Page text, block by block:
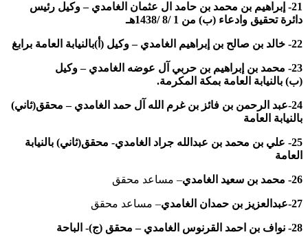
21- إبراهيم بن محمد بن حامد ال عثمان الغامدي
– وكيل رئيس
دائرة تحقيق وادعاء (ب) من
22- خالد بن صالح بن إبراهيم الغامدي – وكيل (أ)بالنيابة العامة برابغ
23- محمد بن إبراهيم بن حربي آل عوضه الغامدي – وكيل
(ب) بالنيابة العامة بمكة المكرمة.
24-عبد الرحمن بن فائز بن غرم الله آل حمد الغامدي – محقق(ثاني)
بالنيابة العامة
25- علي بن محمد بن عبدالله جراد الغامدي- محقق(ثاني) بالنيابة
العامة
26- محمد بن سعيد الغامدي – مساعد محقق
27-عبدالعزيز بن حمدان الغامدي – مساعد محقق
28- نواف بن احمد القرنوس الغامدي – محقق (ج)- الباحة